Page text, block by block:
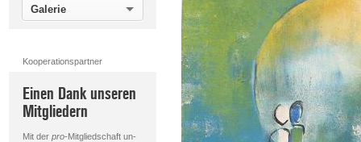
Galerie
Kooperationspartner
Einen Dank unseren
Mitgliedern
Mit der pro-Mitgliedschaft un-